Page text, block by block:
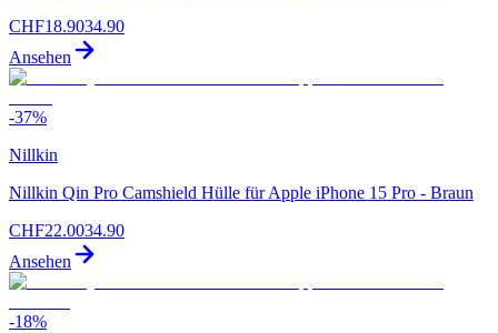
CHF18.9034.90
Ansehen
-37%
Nillkin
Nillkin Qin Pro Camshield Hülle für Apple iPhone 15 Pro - Braun
CHF22.0034.90
Ansehen
-18%